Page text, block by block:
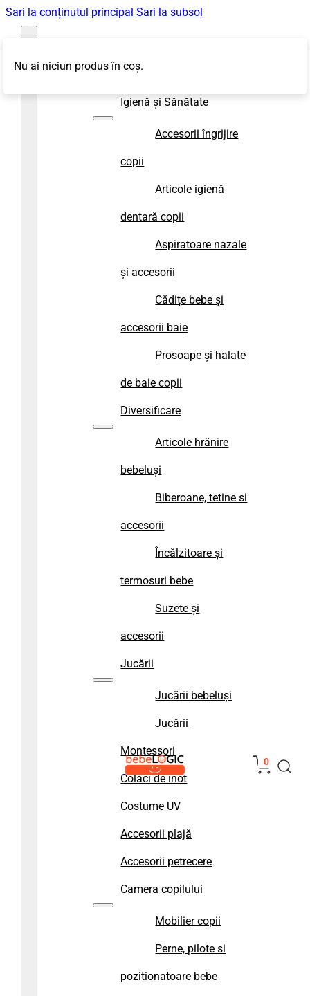
Sari la conținutul principal Sari la subsol
Igienă și Sănătate
Accesorii îngrijire
copii
Articole igienă
dentară copii
Aspiratoare nazale
și accesorii
Cădițe bebe și
accesorii baie
Prosoape și halate
de baie copii
Diversificare
Articole hrănire
bebeluși
Biberoane, tetine si
accesorii
Încălzitoare și
termosuri bebe
Suzete și
accesorii
Jucării
Jucării bebeluși
Jucării
Montessori
Colaci de înot
Costume UV
Accesorii plajă
Accesorii petrecere
Camera copilului
Mobilier copii
Perne, pilote si
pozitionatoare bebe
0
Nu ai niciun produs în coș.